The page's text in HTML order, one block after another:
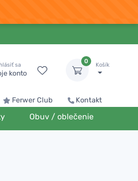
sa
konto
0
Košík
Ferwer Club Kontakt
Obuv / oblečenie